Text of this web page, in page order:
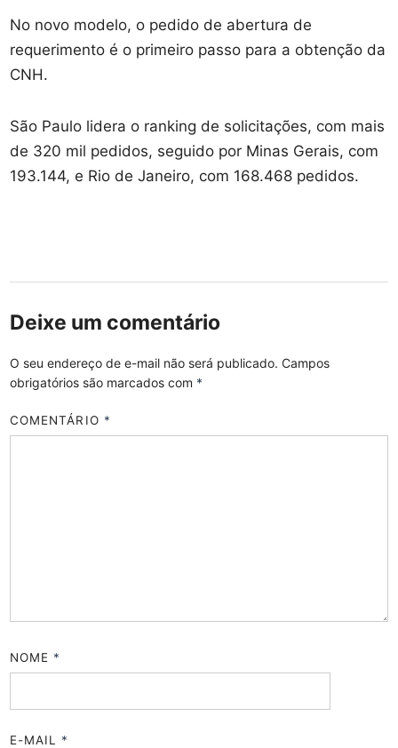
No novo modelo, o pedido de abertura de
requerimento é o primeiro passo para a obtenção da
CNH.
São Paulo lidera o ranking de solicitações, com mais
de 320 mil pedidos, seguido por Minas Gerais, com
193.144, e Rio de Janeiro, com 168.468 pedidos.
Deixe um comentário
O seu endereço de e-mail não será publicado. Campos
obrigatórios são marcados com *
COMENTÁRIO *
NOME *
E-MAIL *